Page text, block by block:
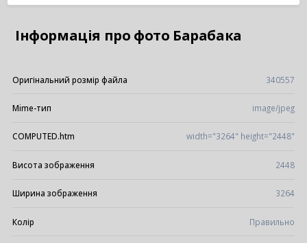
Інформація про фото Барабака
Оригінальний розмір файла 340557
Mime-тип image/jpeg
COMPUTED.htm width="3264" height="2448"
Висота зображення 2448
Ширина зображення 3264
Колір Правильно